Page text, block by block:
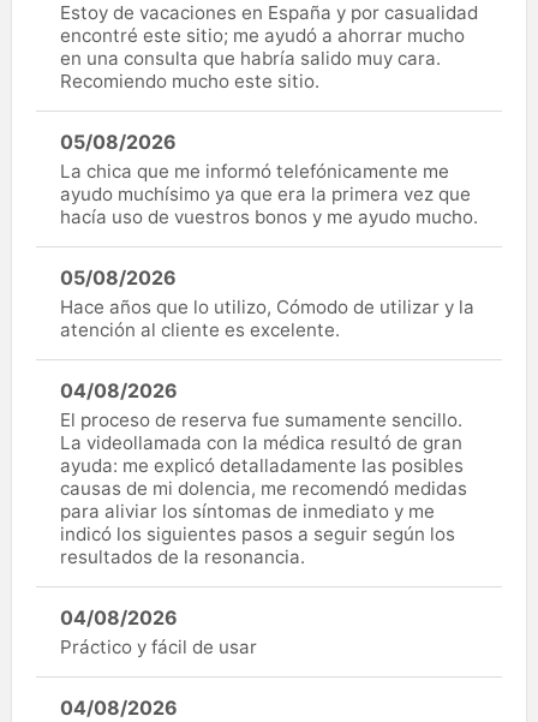
Estoy de vacaciones en España y por casualidad
encontré este sitio; me ayudó a ahorrar mucho
en una consulta que habría salido muy cara.
Recomiendo mucho este sitio.
05/08/2026
La chica que me informó telefónicamente me
ayudo muchísimo ya que era la primera vez que
hacía uso de vuestros bonos y me ayudo mucho.
05/08/2026
Hace años que lo utilizo, Cómodo de utilizar y la
atención al cliente es excelente.
04/08/2026
El proceso de reserva fue sumamente sencillo.
La videollamada con la médica resultó de gran
ayuda: me explicó detalladamente las posibles
causas de mi dolencia, me recomendó medidas
para aliviar los síntomas de inmediato y me
indicó los siguientes pasos a seguir según los
resultados de la resonancia.
04/08/2026
Práctico y fácil de usar
04/08/2026